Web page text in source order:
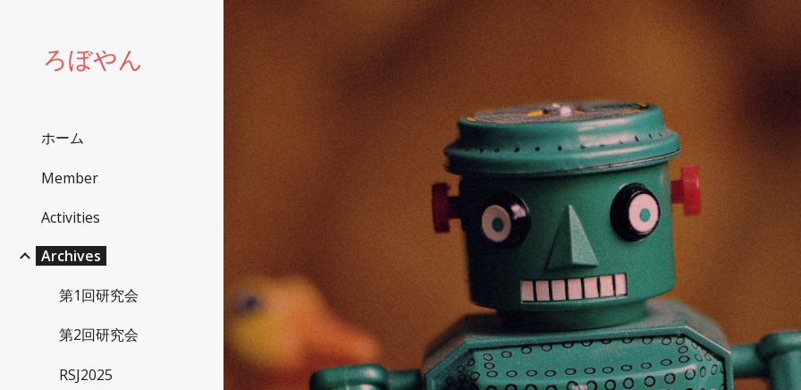
ろぼやん
ホーム
Member
Activities
Archives
第1回研究会
第2回研究会
RSJ2025